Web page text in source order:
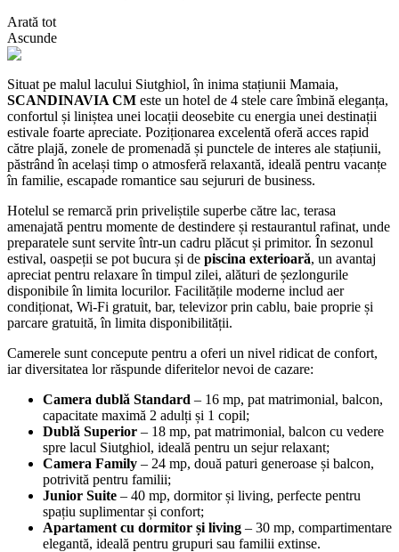
Arată tot
Ascunde
Situat pe malul lacului Siutghiol, în inima stațiunii Mamaia,
SCANDINAVIA CM este un hotel de 4 stele care îmbină eleganța,
confortul și liniștea unei locații deosebite cu energia unei destinații
estivale foarte apreciate. Poziționarea excelentă oferă acces rapid
către plajă, zonele de promenadă și punctele de interes ale stațiunii,
păstrând în același timp o atmosferă relaxantă, ideală pentru vacanțe
în familie, escapade romantice sau sejururi de business.
Hotelul se remarcă prin priveliștile superbe către lac, terasa
amenajată pentru momente de destindere și restaurantul rafinat, unde
preparatele sunt servite într-un cadru plăcut și primitor. În sezonul
estival, oaspeții se pot bucura și de piscina exterioară, un avantaj
apreciat pentru relaxare în timpul zilei, alături de șezlongurile
disponibile în limita locurilor. Facilitățile moderne includ aer
condiționat, Wi-Fi gratuit, bar, televizor prin cablu, baie proprie și
parcare gratuită, în limita disponibilității.
Camerele sunt concepute pentru a oferi un nivel ridicat de confort,
iar diversitatea lor răspunde diferitelor nevoi de cazare:
Camera dublă Standard – 16 mp, pat matrimonial, balcon,
capacitate maximă 2 adulți și 1 copil;
Dublă Superior – 18 mp, pat matrimonial, balcon cu vedere
spre lacul Siutghiol, ideală pentru un sejur relaxant;
Camera Family – 24 mp, două paturi generoase și balcon,
potrivită pentru familii;
Junior Suite – 40 mp, dormitor și living, perfecte pentru
spațiu suplimentar și confort;
Apartament cu dormitor și living – 30 mp, compartimentare
elegantă, ideală pentru grupuri sau familii extinse.